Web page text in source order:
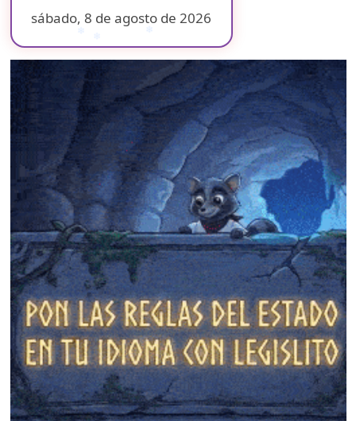
sábado, 8 de agosto de 2026
❄
❄
❄
❄
❄